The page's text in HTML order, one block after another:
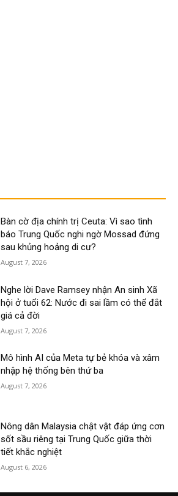
Bàn cờ địa chính trị Ceuta: Vì sao tình
báo Trung Quốc nghi ngờ Mossad đứng
sau khủng hoảng di cư?
August 7, 2026
Nghe lời Dave Ramsey nhận An sinh Xã
hội ở tuổi 62: Nước đi sai lầm có thể đắt
giá cả đời
August 7, 2026
Mô hình AI của Meta tự bẻ khóa và xâm
nhập hệ thống bên thứ ba
August 7, 2026
Nông dân Malaysia chật vật đáp ứng cơn
sốt sầu riêng tại Trung Quốc giữa thời
tiết khắc nghiệt
August 6, 2026